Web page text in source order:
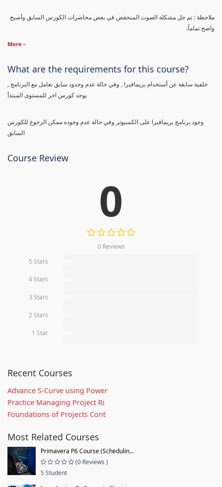
ملاحظة : تم حل مشكلة الصوت المنخفض في بعض محاضرات الكورس السابق وأصبح
واضح تماماً.
More
What are the requirements for this course?
خلفية سابقة عن أستخدام بريمافيرا , وفي حالة عدم وجدود سابق تعامل مع البرنامج ,
يوجد كورس اخر للمستوى المبتدأ
وجود برنامج بريمافيرا على الكمبيوتر وفي حالة عدم وجوده ممكن الرجوع للكورس
السابق
Course Review
0
0 Reviews
5 Stars
4 Stars
3 Stars
2 Stars
1 Star
Recent Courses
Advance S-Curve using Power
Practice Managing Project Ri
Foundations of Projects Cont
Most Related Courses
Primavera P6 Course (Schedulin...
(0 Reviews )
5 Student